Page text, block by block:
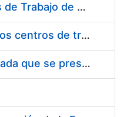
Suministro de Protectores Auditivos a medida para las personas trabajadoras de los Centros de Trabajo de Madrid y Burgos
Suministro de gafas graduadas antiproyecciones para los trabajadores de la FNMT-RCM en los centros de trabajo de Madrid y Burgos
Servicios de una empresa externa para el asesoramiento y resolución de los recursos de alzada que se presentan relacionados con procesos de selección para la FNMT-RCM